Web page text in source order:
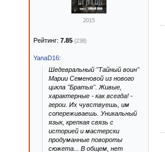
2015
Рейтинг: 7.85 (238)
YanaD16:
Шедевральный "Тайный воин"
Марии Семеновой из нового
цикла "Братья". Живые,
характерные - как всегда! -
герои. Их чувствуешь, им
сопереживаешь. Уникальный
язык, крепкая связь с
историей и мастерски
продуманные повороты
сюжета... В общем, нет